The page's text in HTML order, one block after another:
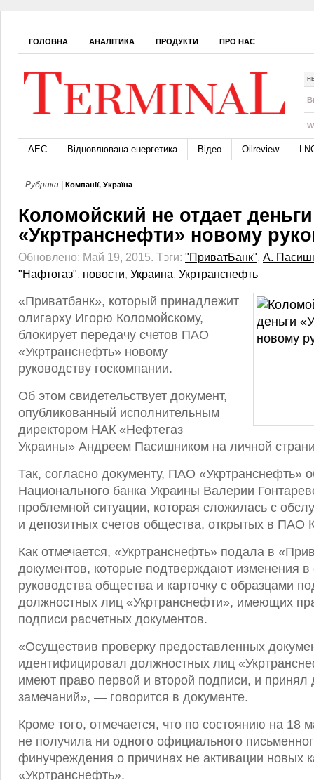
ГОЛОВНА АНАЛІТИКА ПРОДУКТИ ПРО НАС
АЕС Відновлювана енергетика Відео Oilreview
Рубрика | Компанії, Україна
Коломойский не отдает деньги
«Укртранснефти» новому
Обновлено: Май 19, 2015. Тэги: "ПриватБанк", А.
"Нафтогаз", новости, Украина, Укртранснефть
«Приватбанк», который принадлежит
олигарху Игорю Коломойскому,
блокирует передачу счетов ПАО
«Укртранснефть» новому
руководству госкомпании.
Об этом свидетельствует документ,
опубликованный исполнительным
директором НАК «Нефтегаз
Украины» Андреем Пасишником на личной
Так, согласно документу, ПАО «Укртранснефть»
Национального банка Украины Валерии
проблемной ситуации, которая сложилась с
и депозитных счетов общества, открытых в ПАО
Как отмечается, «Укртранснефть» подала в
документов, которые подтверждают изменения в
руководства общества и карточку с образцами
должностных лиц «Укртранснефти», имеющих
подписи расчетных документов.
«Осуществив проверку предоставленных
идентифицировал должностных лиц
имеют право первой и второй подписи, и принял
замечаний», — говорится в документе.
Кроме того, отмечается, что по состоянию на 18
не получила ни одного официального
финучреждения о причинах не активации новых
«Укртранснефть».